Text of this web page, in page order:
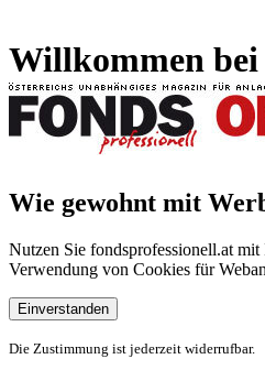
Willkommen bei
Wie gewohnt mit
Nutzen Sie fondsprofessionell.at
Verwendung von Cookies für
Einverstanden
Die Zustimmung ist jederzeit widerrufbar.